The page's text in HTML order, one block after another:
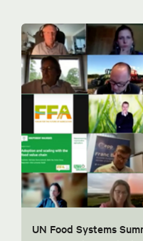
UN Food Systems